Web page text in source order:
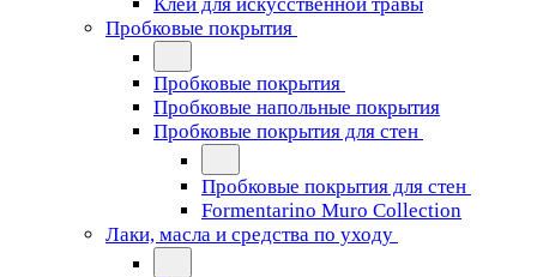
Пробковые покрытия
Пробковые покрытия
Пробковые напольные покрытия
Пробковые покрытия для стен
Пробковые покрытия для стен
Formentarino Muro Collection
Лаки, масла и средства по уходу